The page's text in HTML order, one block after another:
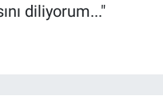
diliyorum..."